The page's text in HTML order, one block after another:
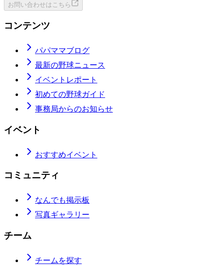
お問い合わせはこちら
コンテンツ
パパママブログ
最新の野球ニュース
イベントレポート
初めての野球ガイド
事務局からのお知らせ
イベント
おすすめイベント
コミュニティ
なんでも掲示板
写真ギャラリー
チーム
チームを探す